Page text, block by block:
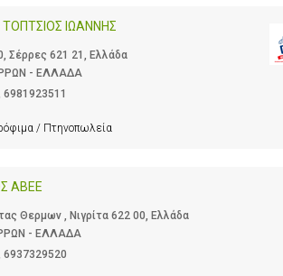
ΙΩΑΝΝΗΣ
Σέρρες 621 21, Ελλάδα
- ΕΛΛΑΔΑ
6981923511
/ Πτηνοπωλεία
ΑΒΕΕ
Θερμων , Νιγρίτα 622 00, Ελλάδα
- ΕΛΛΑΔΑ
6937329520